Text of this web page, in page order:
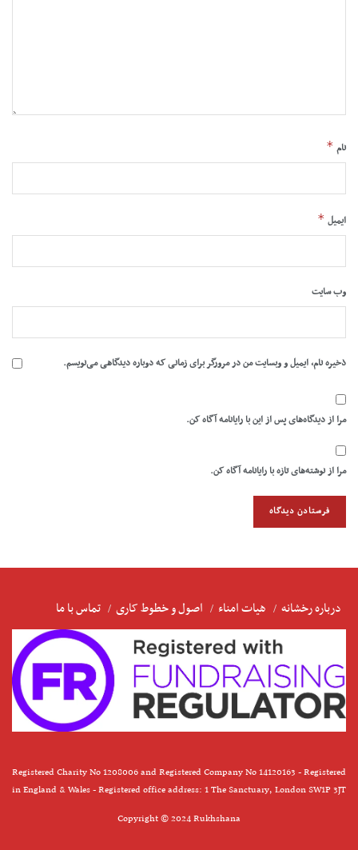
نام *
ایمیل *
وب‌ سایت
ذخیره نام، ایمیل و وبسایت من در مرورگر برای زمانی که دوباره دیدگاهی می‌نویسم.
مرا از دیدگاه‌های پس از این با رایانامه آگاه کن.
مرا از نوشته‌های تازه با رایانامه آگاه کن.
درباره رخشانه هیات امناء اصول و خطوط کاری تماس با ما
Registered Charity No 1208006 and Registered Company No 14120163 - Registered
in England & Wales - Registered office address: 1 The Sanctuary, London SW1P 3JT
Copyright © 2024 Rukhshana